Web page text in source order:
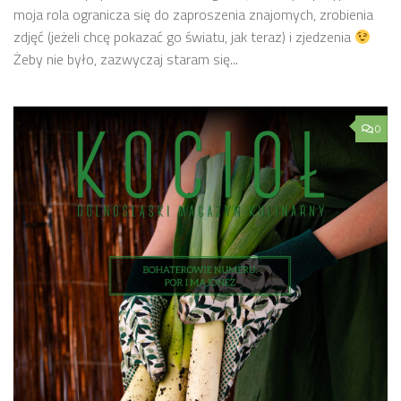
moja rola ogranicza się do zaproszenia znajomych, zrobienia
zdjęć (jeżeli chcę pokazać go światu, jak teraz) i zjedzenia
Żeby nie było, zazwyczaj staram się...
0